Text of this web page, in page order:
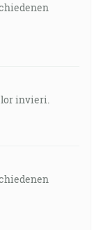
invieri.